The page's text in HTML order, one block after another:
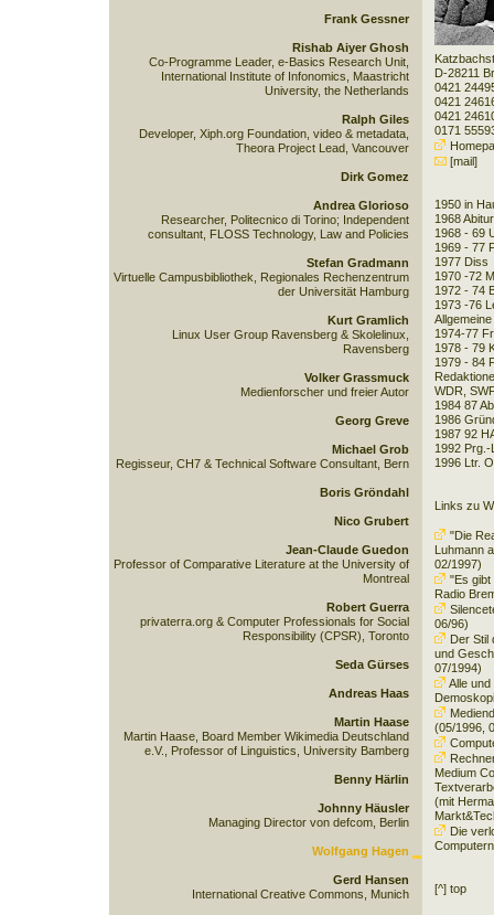
D-28211
0421
0421
0421
0171
[mail]
1950 in
1968 Abitur
1968 - 69
1969 - 77
1977 Diss
1970 -72
1972 - 74
1973 -76
1974-77
1978 - 79
1979 - 84
WDR,
1984 87
1986
1987 92
1992 Prg.-
1996 Ltr.
Links zu
"Die
Luhmann
02/1997)
"Es gibt
Radio
06/96)
Der Stil
und
07/1994)
Alle
(05/1996,
Medium
(mit
Die
[^] top
Frank Gessner
Rishab Aiyer Ghosh
Co-Programme Leader, e-Basics Research Unit,
International Institute of Infonomics, Maastricht
University, the Netherlands
Ralph Giles
Developer, Xiph.org Foundation, video & metadata,
Theora Project Lead, Vancouver
Dirk Gomez
Andrea Glorioso
Researcher, Politecnico di Torino; Independent
consultant, FLOSS Technology, Law and Policies
Stefan Gradmann
Virtuelle Campusbibliothek, Regionales Rechenzentrum
der Universität Hamburg
Kurt Gramlich
Linux User Group Ravensberg & Skolelinux,
Ravensberg
Volker Grassmuck
Medienforscher und freier Autor
Georg Greve
Michael Grob
Regisseur, CH7 & Technical Software Consultant, Bern
Boris Gröndahl
Nico Grubert
Jean-Claude Guedon
Professor of Comparative Literature at the University of
Montreal
Robert Guerra
privaterra.org & Computer Professionals for Social
Responsibility (CPSR), Toronto
Seda Gürses
Andreas Haas
Martin Haase
Martin Haase, Board Member Wikimedia Deutschland
e.V., Professor of Linguistics, University Bamberg
Benny Härlin
Johnny Häusler
Managing Director von defcom, Berlin
Wolfgang Hagen
Gerd Hansen
International Creative Commons, Munich